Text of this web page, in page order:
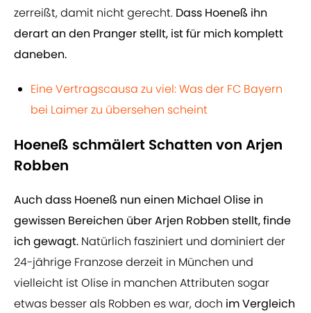
zerreißt, damit nicht gerecht. Dass Hoeneß ihn
derart an den Pranger stellt, ist für mich komplett
daneben.
Eine Vertragscausa zu viel: Was der FC Bayern
bei Laimer zu übersehen scheint
Hoeneß schmälert Schatten von Arjen
Robben
Auch dass Hoeneß nun einen Michael Olise in
gewissen Bereichen über Arjen Robben stellt, finde
ich gewagt. Natürlich fasziniert und dominiert der
24-jährige Franzose derzeit in München und
vielleicht ist Olise in manchen Attributen sogar
etwas besser als Robben es war, doch im Vergleich